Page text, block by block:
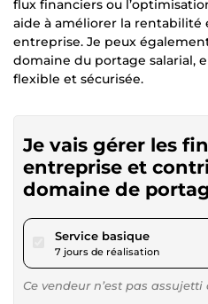
flux financiers ou
aide à améliorer la rentabilité
entreprise. Je peux
domaine du portage salarial,
flexible et sécurisée.
Je vais gérer les
entreprise et
domaine de
Service basiquepour
7 jours de réalisation
Ce vendeur n’est pas assujetti